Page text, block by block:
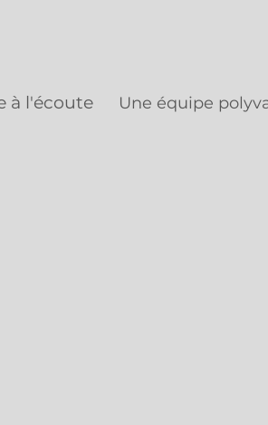
Une équipe
à l'écoute